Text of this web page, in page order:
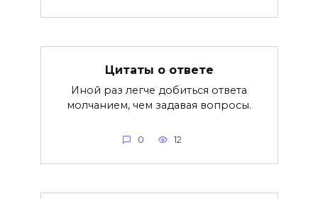
Цитаты о ответе
Иной раз легче добиться ответа
молчанием, чем задавая вопросы.
0 12